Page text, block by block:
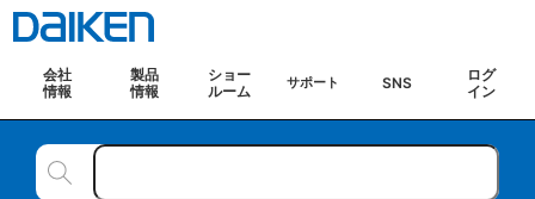
会社
情報
製品
情報
ショー
ルーム
サポート SNS
ログ
イン